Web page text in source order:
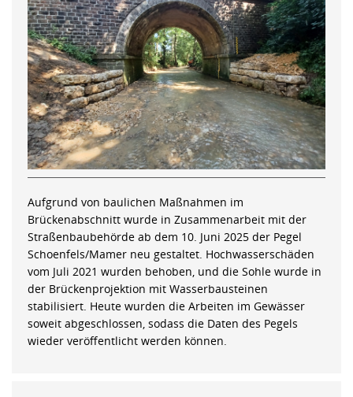
Aufgrund von baulichen Maßnahmen im
Brückenabschnitt wurde in Zusammenarbeit mit der
Straßenbaubehörde ab dem 10. Juni 2025 der Pegel
Schoenfels/Mamer neu gestaltet. Hochwasserschäden
vom Juli 2021 wurden behoben, und die Sohle wurde in
der Brückenprojektion mit Wasserbausteinen
stabilisiert. Heute wurden die Arbeiten im Gewässer
soweit abgeschlossen, sodass die Daten des Pegels
wieder veröffentlicht werden können.